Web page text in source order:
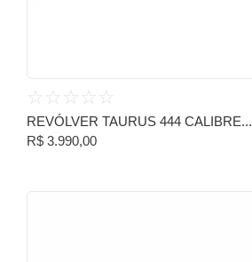
☆ ☆ ☆ ☆ ☆
REVÓLVER TAURUS 444 CALIBRE...
R$ 3.990,00